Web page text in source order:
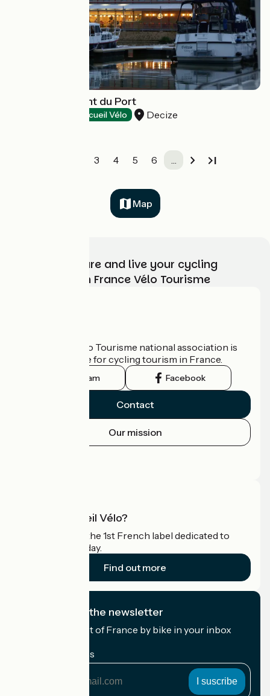
Hôtel-Restaurant du Port
Accueil Vélo Decize
3 4 5 6 …
Map
Choose, prepare and live your cycling
adventure with France Vélo Tourisme
The France Vélo Tourisme national association is
the official guide for cycling tourism in France.
Instagram Facebook
Contact
Our mission
What is Accueil Vélo?
Accueil Vélo is the 1st French label dedicated to
cyclists on holiday.
Find out more
I subscribe to the newsletter
Receive the best of France by bike in your inbox
My email address